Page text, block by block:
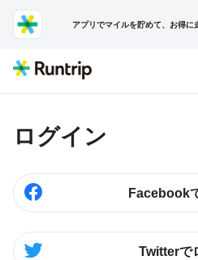
アプリでマイルを貯めて、お得に
ログイン
Facebook
Twitterで